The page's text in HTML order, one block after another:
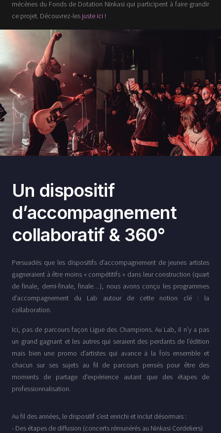
mécènes du Fonds de Dotation Ninkasi qui participent à faire grandir
ce projet. Découvrez-les juste ici !
Un dispositif
d’accompagnement
collaboratif & 360°
Persuadés que les dispositifs d’accompagnement de jeunes artistes
gagneraient à être moins « compétitifs » dans leur construction (quart
de finale, demi-finale, finale…), nous avons conçu les programmes
d’accompagnement du Lab autour de cette notion clé : la
collaboration.
Ici, pas de parcours façon Ligue des Champions. Au Lab, il n’y a pas
un grand gagnant et les autres qui seraient des perdants de l’édition
mais bien une promo d’artistes qui avance à la fois ensemble et
chacun sur ses sujets au fil de parcours pensés pour être des
moments de partage d’expérience autant que des étapes de
professionnalisation.
Au fil des années, le dispositif s’est enrichi et inclut désormais :
- Des étapes de diffusion (concerts rémunérés au Ninkasi Cordeliers)